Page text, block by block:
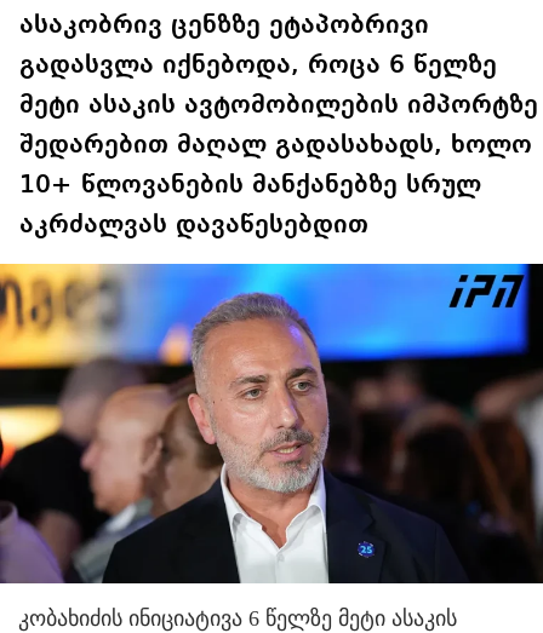
ასაკობრივ ცენზზე ეტაპობრივი
გადასვლა იქნებოდა, როცა 6 წელზე
მეტი ასაკის ავტომობილების იმპორტზე
შედარებით მაღალ გადასახადს, ხოლო
10+ წლოვანების მანქანებზე სრულ
აკრძალვას დავაწესებდით
კობახიძის ინიციატივა 6 წელზე მეტი ასაკის